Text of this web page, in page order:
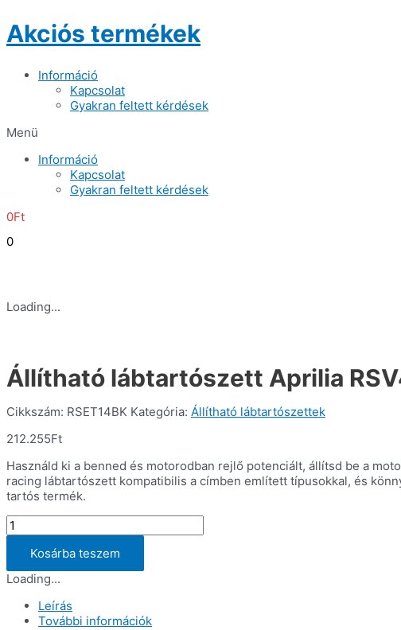
Akciós termékek
Információ
Kapcsolat
Gyakran feltett kérdések
Menü
Információ
Kapcsolat
Gyakran feltett kérdések
0Ft
0
Loading...
Állítható lábtartószett Aprilia
Cikkszám: RSET14BK Kategória: Állítható lábtartószettek
212.255Ft
Használd ki a benned és motorodban rejlő potenciált, állítsd be a
racing lábtartószett kompatibilis a címben említett típusokkal, és
tartós termék.
Állítható
lábtartószett
Aprilia
RSV4
'09-
mennyiség
Kosárba teszem
Loading...
Leírás
További információk